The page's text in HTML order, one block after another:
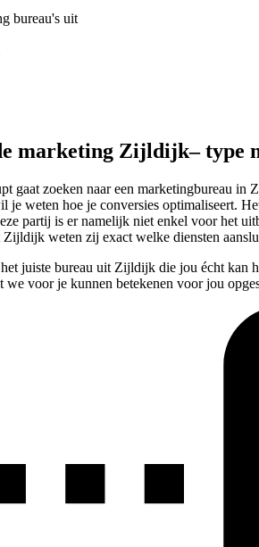
bureau's uit
marketing Zijldijk–
gaat zoeken naar een marketingbureau
je weten hoe je conversies optimaliseert.
partij is er namelijk niet enkel voor het
Zijldijk weten zij exact welke diensten
juiste bureau uit Zijldijk die jou écht kan
we voor je kunnen betekenen voor jou